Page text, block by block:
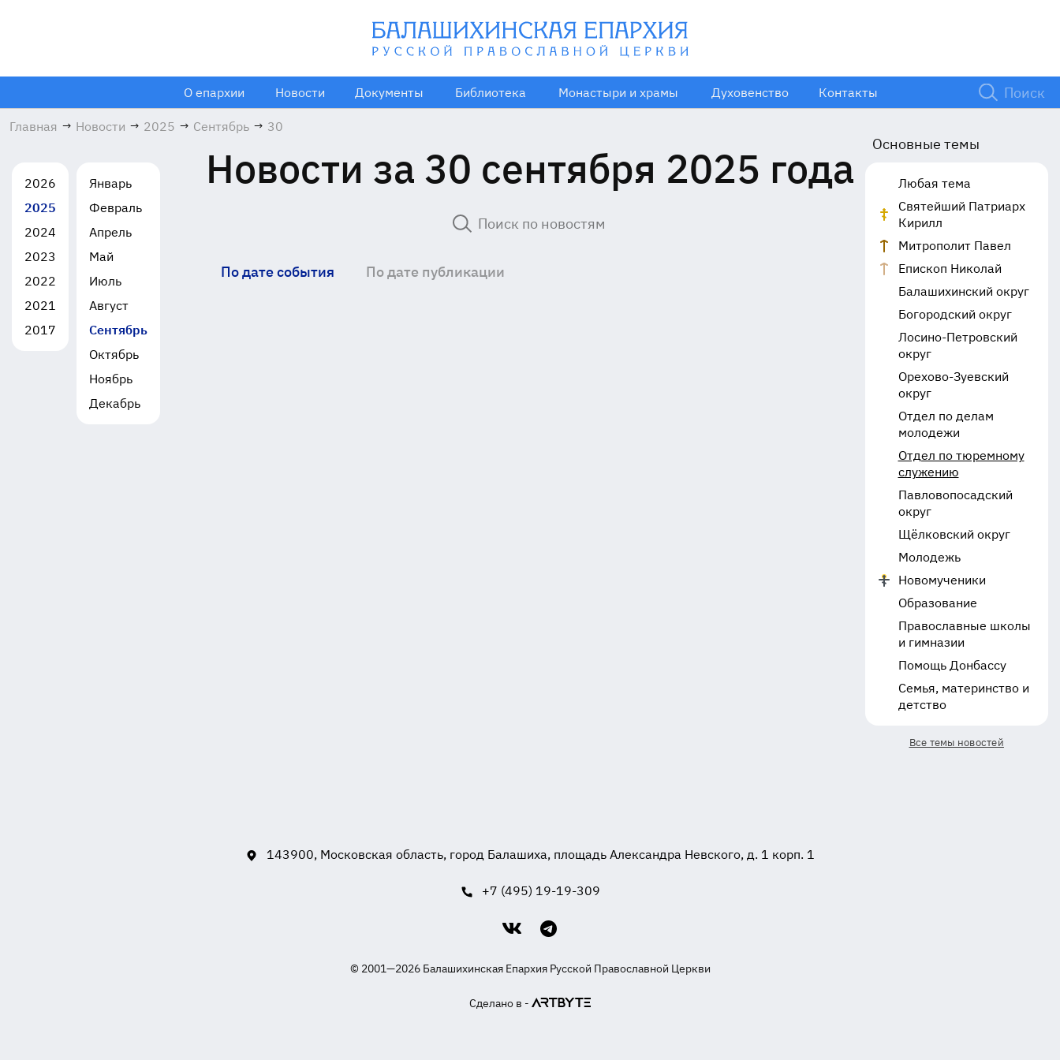
О епархии Новости Документы Библиотека Монастыри и храмы Духовенство Контакты
Главная → Новости → 2025 → Сентябрь → 30
2026
2025
2024
2023
2022
2021
2017
Январь
Февраль
Апрель
Май
Июль
Август
Сентябрь
Октябрь
Ноябрь
Декабрь
Новости за 30 сентября 2025 года
По дате события По дате публикации
Основные темы
Любая тема
Святейший Патриарх
Кирилл
Митрополит Павел
Епископ Николай
Балашихинский округ
Богородский округ
Лосино-Петровский
округ
Орехово-Зуевский
округ
Отдел по делам
молодежи
Отдел по тюремному
служению
Павловопосадский
округ
Щёлковский округ
Молодежь
Новомученики
Образование
Православные школы
и гимназии
Помощь Донбассу
Семья, материнство и
детство
Все темы новостей
143900, Московская область, город Балашиха, площадь Александра Невского, д. 1 корп. 1
+7 (495) 19-19-309
© 2001—2026 Балашихинская Епархия Русской Православной Церкви
Сделано в -